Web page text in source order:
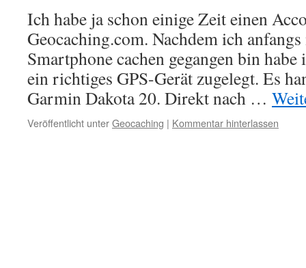
Ich habe ja schon einige Zeit einen
Geocaching.com. Nachdem ich
Smartphone cachen gegangen bin
ein richtiges GPS-Gerät zugelegt. Es
Garmin Dakota 20. Direkt nach …
Veröffentlicht unterGeocaching | Kommentar hinterlassen